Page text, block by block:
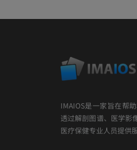
IMAIOS是一家旨在帮
透过解剖图谱、医学影
医疗保健专业人员提